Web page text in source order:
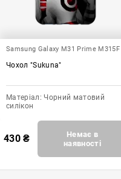
Samsung Galaxy M31 Prime M315F
Чохол "Sukuna"
Матеріал: Чорний матовий
силікон
430₴
Немає в
наявності